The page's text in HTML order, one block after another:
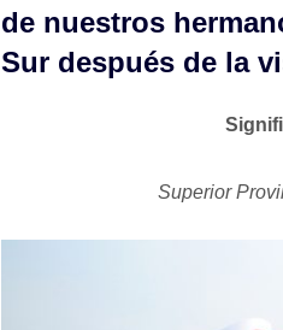
de nuestros
Sur después de la
Superior